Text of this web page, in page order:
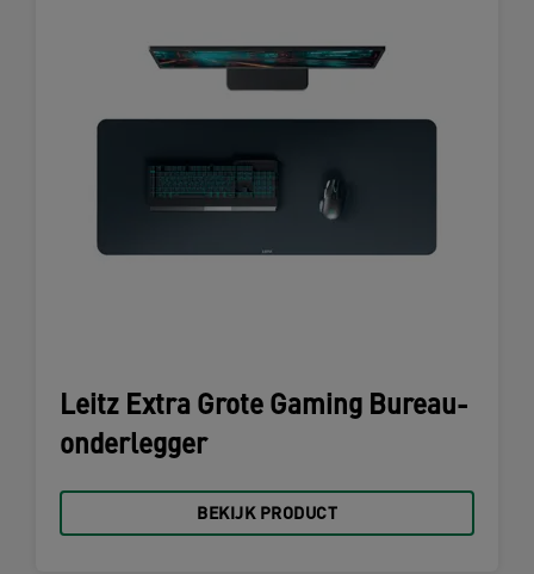
Leitz Extra Grote Gaming Bureau-
onderlegger
BEKIJK PRODUCT